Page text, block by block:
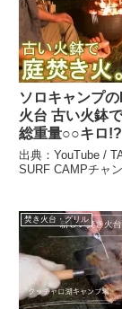
ソロキャンプ
火台 古い火鉢で庭焚き火
総重量○○キロ
トラヘビー)焚
TADAおじ TK
CAMPチャン
出典：YouTube /
SURF CAMPチャ
焚き火台・グリル